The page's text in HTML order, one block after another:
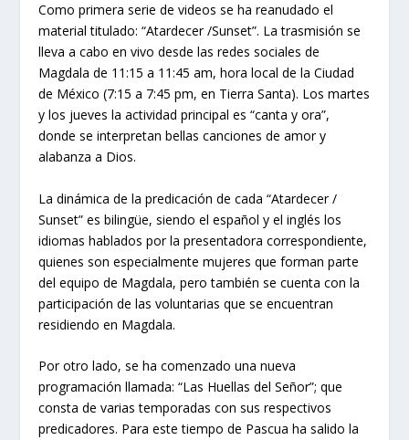
Como primera serie de videos se ha reanudado el
material titulado: “Atardecer /Sunset”. La trasmisión se
lleva a cabo en vivo desde las redes sociales de
Magdala de 11:15 a 11:45 am, hora local de la Ciudad
de México (7:15 a 7:45 pm, en Tierra Santa). Los martes
y los jueves la actividad principal es “canta y ora”,
donde se interpretan bellas canciones de amor y
alabanza a Dios.
La dinámica de la predicación de cada “Atardecer /
Sunset” es bilingüe, siendo el español y el inglés los
idiomas hablados por la presentadora correspondiente,
quienes son especialmente mujeres que forman parte
del equipo de Magdala, pero también se cuenta con la
participación de las voluntarias que se encuentran
residiendo en Magdala.
Por otro lado, se ha comenzado una nueva
programación llamada: “Las Huellas del Señor”; que
consta de varias temporadas con sus respectivos
predicadores. Para este tiempo de Pascua ha salido la